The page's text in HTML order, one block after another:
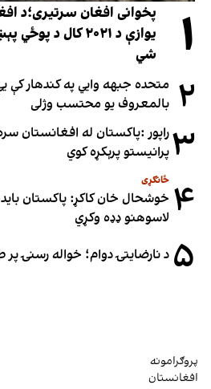
۱
پخوانی افغان سرتیری؛د
یوازې د ۲۰۲۱ کال
شي
۲ متحده جبهه وايي په کندهار کې
بالمعروف یو محتسب وژلی
۳راپور :پاکستان له افغانستان
پرانیستو پرېکړه کوي
۴ ځانګړی
خوشحال خان کاکړ: پاکستان
لاسوهنو ډډه وکړي
۵ د نارضایتۍ دوام؛ خواله رسنۍ پر
پروګرامونه
افغانستان